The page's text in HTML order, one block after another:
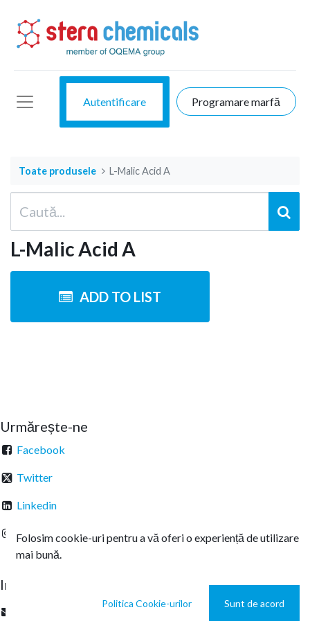
Autentificare Programare marfă
Toate produsele L-Malic Acid A
L-Malic Acid A
ADD TO LIST
Urmărește-ne
Facebook
Twitter
Linkedin
Instagram
Intrați în legătură
office@sterachemicals.ro
Folosim cookie-uri pentru a vă oferi o experiență de utilizare
mai bună.
Politica Cookie-urilor Sunt de acord